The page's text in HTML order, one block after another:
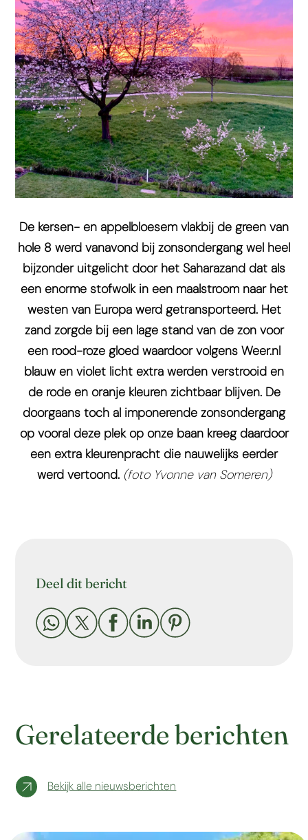
De kersen- en appelbloesem vlakbij de green van
hole 8 werd vanavond bij zonsondergang wel heel
bijzonder uitgelicht door het Saharazand dat als
een enorme stofwolk in een maalstroom naar het
westen van Europa werd getransporteerd. Het
zand zorgde bij een lage stand van de zon voor
een rood-roze gloed waardoor volgens Weer.nl
blauw en violet licht extra werden verstrooid en
de rode en oranje kleuren zichtbaar blijven. De
doorgaans toch al imponerende zonsondergang
op vooral deze plek op onze baan kreeg daardoor
een extra kleurenpracht die nauwelijks eerder
werd vertoond. (foto Yvonne van Someren)
Deel dit bericht
    
Gerelateerde berichten
Bekijk alle nieuwsberichten